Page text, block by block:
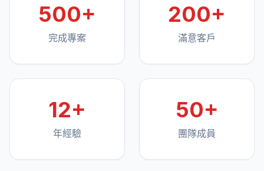
500+
完成專案
200+
滿意客戶
12+
年經驗
50+
團隊成員